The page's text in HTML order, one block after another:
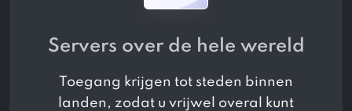
Servers over de hele wereld
Toegang krijgen tot steden binnen
landen, zodat u vrijwel overal kunt